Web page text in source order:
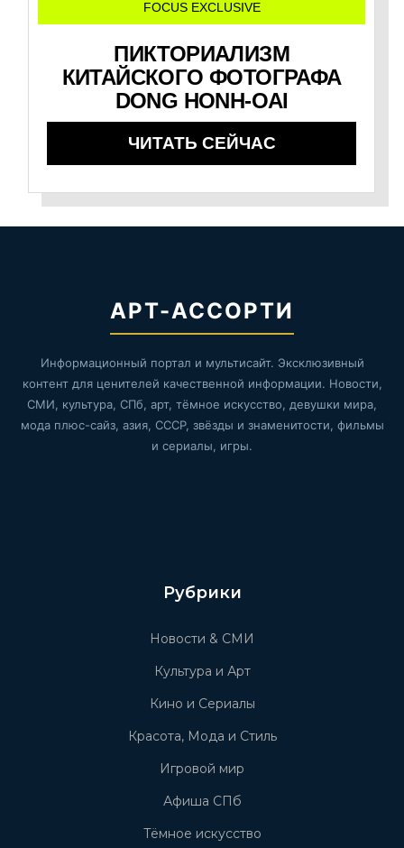
FOCUS EXCLUSIVE
ПИКТОРИАЛИЗМ
КИТАЙСКОГО ФОТОГРАФА
DONG HONH-OAI
ЧИТАТЬ СЕЙЧАС
АРТ-АССОРТИ
Информационный портал и мультисайт. Эксклюзивный
контент для ценителей качественной информации. Новости,
СМИ, культура, СПб, арт, тёмное искусство, девушки мира,
мода плюс-сайз, азия, СССР, звёзды и знаменитости, фильмы
и сериалы, игры.
Рубрики
Новости & СМИ
Культура и Арт
Кино и Сериалы
Красота, Мода и Стиль
Игровой мир
Афиша СПб
Тёмное искусство